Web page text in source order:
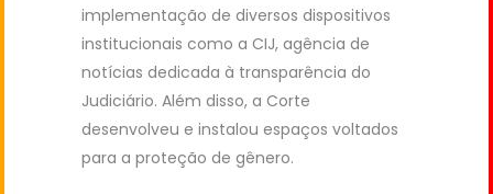
implementação de diversos dispositivos
institucionais como a CIJ, agência de
notícias dedicada à transparência do
Judiciário. Além disso, a Corte
desenvolveu e instalou espaços voltados
para a proteção de gênero.